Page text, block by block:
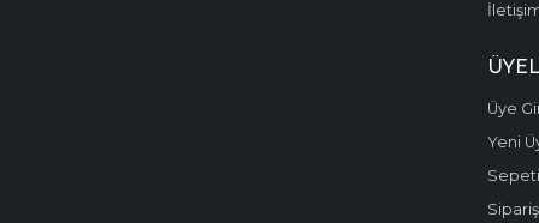
Üye
Yeni